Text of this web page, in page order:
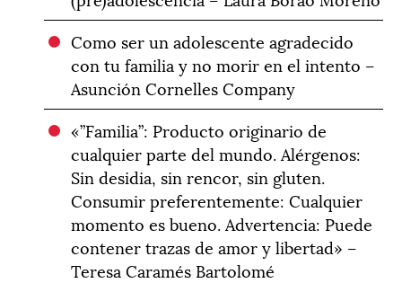
Como ser un adolescente agradecido
con tu familia y no morir en el intento –
Asunción Cornelles Company
«”Familia”: Producto originario de
cualquier parte del mundo. Alérgenos:
Sin desidia, sin rencor, sin gluten.
Consumir preferentemente: Cualquier
momento es bueno. Advertencia: Puede
contener trazas de amor y libertad» –
Teresa Caramés Bartolomé